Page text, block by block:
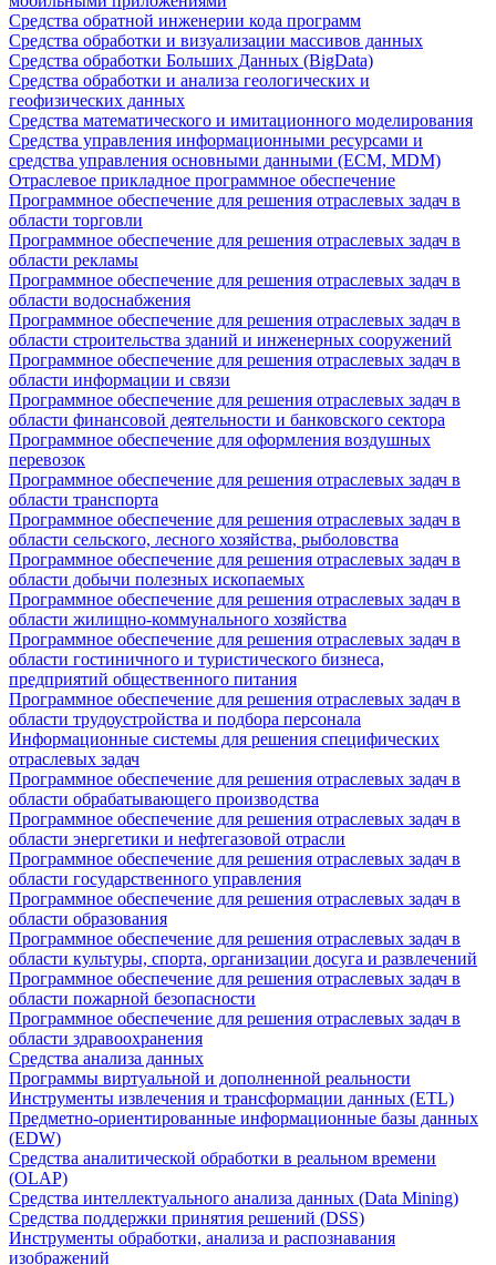
Средства обратной инженерии кода программ
Средства обработки и визуализации массивов данных
Средства обработки Больших Данных (BigData)
Средства обработки и анализа геологических и
геофизических данных
Средства математического и имитационного моделирования
Средства управления информационными ресурсами и
средства управления основными данными (ECM, MDM)
Отраслевое прикладное программное обеспечение
Программное обеспечение для решения отраслевых задач в
области торговли
Программное обеспечение для решения отраслевых задач в
области рекламы
Программное обеспечение для решения отраслевых задач в
области водоснабжения
Программное обеспечение для решения отраслевых задач в
области строительства зданий и инженерных сооружений
Программное обеспечение для решения отраслевых задач в
области информации и связи
Программное обеспечение для решения отраслевых задач в
области финансовой деятельности и банковского сектора
Программное обеспечение для оформления воздушных
перевозок
Программное обеспечение для решения отраслевых задач в
области транспорта
Программное обеспечение для решения отраслевых задач в
области сельского, лесного хозяйства, рыболовства
Программное обеспечение для решения отраслевых задач в
области добычи полезных ископаемых
Программное обеспечение для решения отраслевых задач в
области жилищно-коммунального хозяйства
Программное обеспечение для решения отраслевых задач в
области гостиничного и туристического бизнеса,
предприятий общественного питания
Программное обеспечение для решения отраслевых задач в
области трудоустройства и подбора персонала
Информационные системы для решения специфических
отраслевых задач
Программное обеспечение для решения отраслевых задач в
области обрабатывающего производства
Программное обеспечение для решения отраслевых задач в
области энергетики и нефтегазовой отрасли
Программное обеспечение для решения отраслевых задач в
области государственного управления
Программное обеспечение для решения отраслевых задач в
области образования
Программное обеспечение для решения отраслевых задач в
области культуры, спорта, организации досуга и развлечений
Программное обеспечение для решения отраслевых задач в
области пожарной безопасности
Программное обеспечение для решения отраслевых задач в
области здравоохранения
Средства анализа данных
Программы виртуальной и дополненной реальности
Инструменты извлечения и трансформации данных (ETL)
Предметно-ориентированные информационные базы данных
(EDW)
Средства аналитической обработки в реальном времени
(OLAP)
Средства интеллектуального анализа данных (Data Mining)
Средства поддержки принятия решений (DSS)
Инструменты обработки, анализа и распознавания
изображений